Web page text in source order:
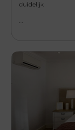
duidelijk